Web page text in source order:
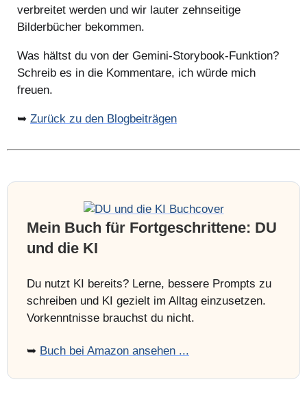
verbreitet werden und wir lauter zehnseitige
Bilderbücher bekommen.
Was hältst du von der Gemini-Storybook-Funktion?
Schreib es in die Kommentare, ich würde mich
freuen.
➥ Zurück zu den Blogbeiträgen
Mein Buch für Fortgeschrittene: DU
und die KI
Du nutzt KI bereits? Lerne, bessere Prompts zu
schreiben und KI gezielt im Alltag einzusetzen.
Vorkenntnisse brauchst du nicht.
➥ Buch bei Amazon ansehen ...